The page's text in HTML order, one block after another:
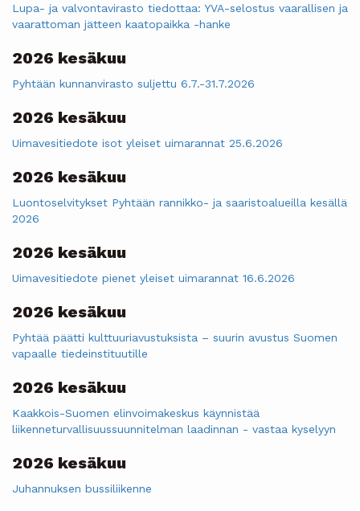
Lupa- ja valvontavirasto tiedottaa: YVA-selostus vaarallisen ja
vaarattoman jätteen kaatopaikka -hanke
2026 kesäkuu
Pyhtään kunnanvirasto suljettu 6.7.-31.7.2026
2026 kesäkuu
Uimavesitiedote isot yleiset uimarannat 25.6.2026
2026 kesäkuu
Luontoselvitykset Pyhtään rannikko- ja saaristoalueilla kesällä
2026
2026 kesäkuu
Uimavesitiedote pienet yleiset uimarannat 16.6.2026
2026 kesäkuu
Pyhtää päätti kulttuuriavustuksista – suurin avustus Suomen
vapaalle tiedeinstituutille
2026 kesäkuu
Kaakkois-Suomen elinvoimakeskus käynnistää
liikenneturvallisuussuunnitelman laadinnan - vastaa kyselyyn
2026 kesäkuu
Juhannuksen bussiliikenne